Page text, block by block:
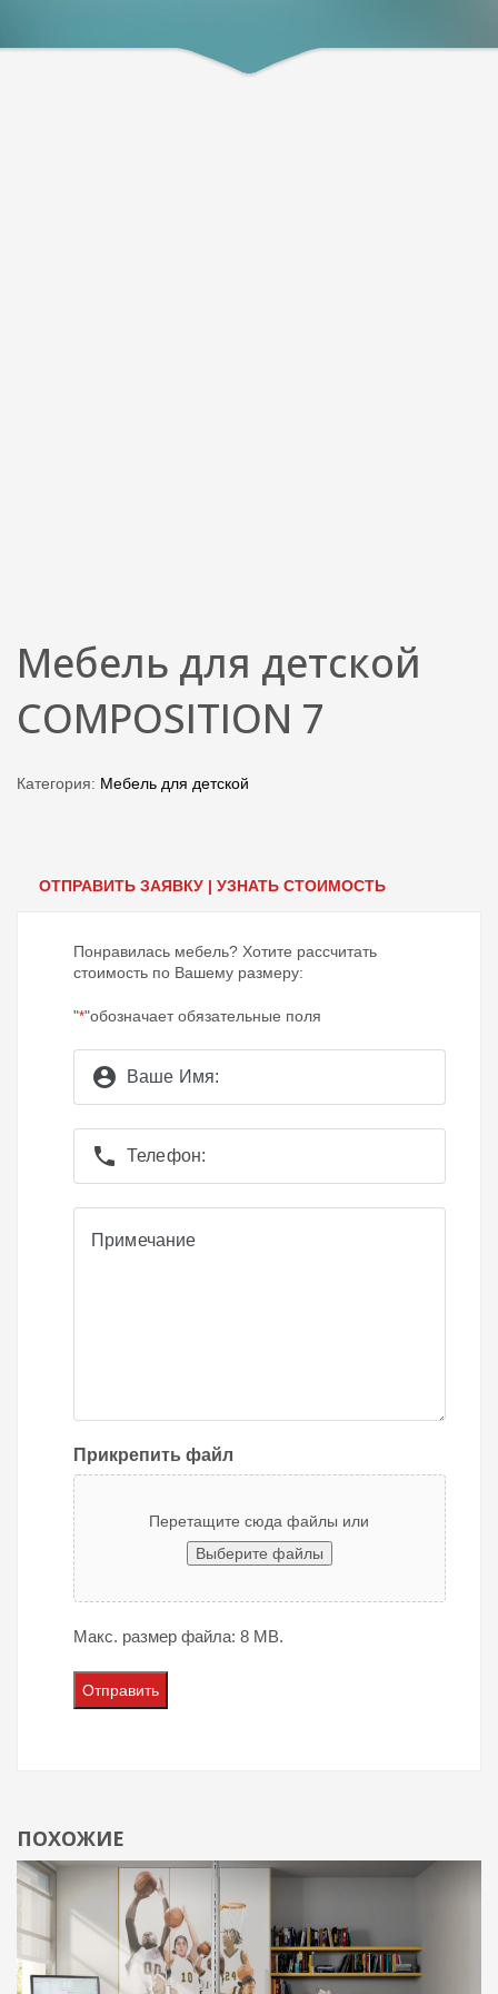
Мебель для детской
COMPOSITION 7
Категория: Мебель для детской
ОТПРАВИТЬ ЗАЯВКУ | УЗНАТЬ СТОИМОСТЬ
Понравилась мебель? Хотите рассчитать
стоимость по Вашему размеру:
"*"обозначает обязательные поля
account_circle Ваше Имя:
phone Телефон:
Примечание
Прикрепить файл
Перетащите сюда файлы или
Выберите файлы
Макс. размер файла: 8 MB.
ПОХОЖИЕ